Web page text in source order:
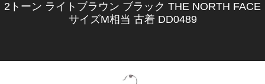
2トーン ライトブラウン ブラック THE NORTH FACE
サイズM相当 古着 DD0489